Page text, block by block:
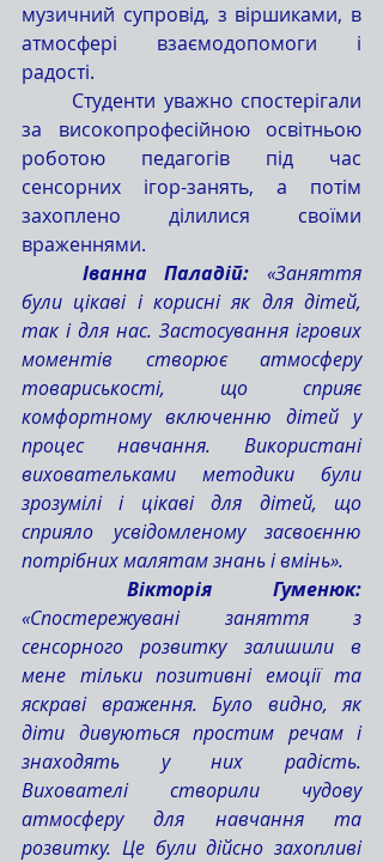
музичний супровід, з віршиками, в
атмосфері взаємодопомоги і
радості.
за високопрофесійною освітньою
роботою педагогів під час
сенсорних ігор-занять, а потім
захоплено ділилися своїми
враженнями.
	Іванна Паладій:
«Заняття
були цікаві і корисні як для дітей,
так і для нас. Застосування ігрових
моментів створює атмосферу
товариськості, що сприяє
комфортному включенню дітей у
процес навчання. Використані
виховательками методики були
зрозумілі і цікаві для дітей, що
сприяло усвідомленому засвоєнню
потрібних малятам знань і вмінь».
«Спостережувані заняття з
сенсорного розвитку залишили в
мене тільки позитивні емоції та
яскраві враження. Було видно, як
діти дивуються простим речам і
знаходять у них радість.
Вихователі створили чудову
атмосферу для навчання та
розвитку. Це були дійсно захопливі